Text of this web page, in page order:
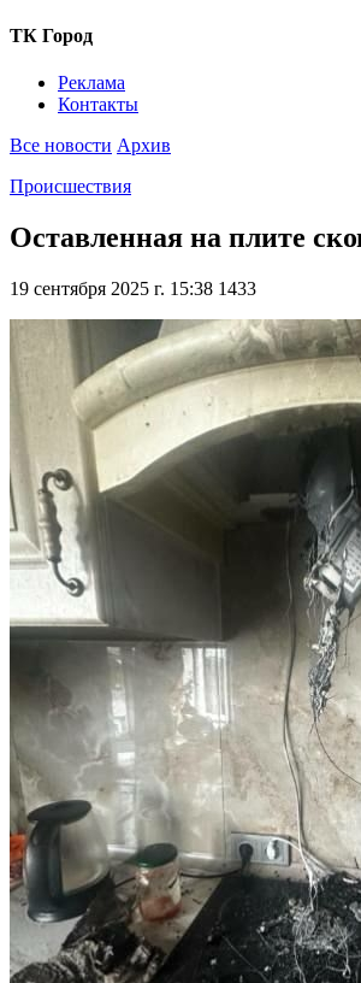
ТК Город
Реклама
Контакты
Все новости Архив
Происшествия
Оставленная на плите
19 сентября 2025 г. 15:38 1433